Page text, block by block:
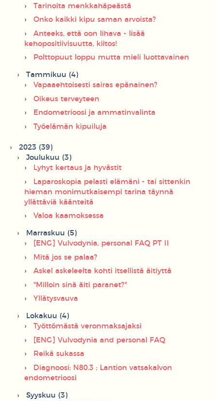
Tarinoita menkkahäpeästä
Onko kaikki kipu saman arvoista?
Anteeks, että oon lihava - lisää
kehopositiivisuutta, kiitos!
Polttopuut loppu mutta mieli luottavainen
Tammikuu (4)
Vapaaehtoisesti sairas epänainen?
Oikeus terveyteen
Endometrioosi ja ammatinvalinta
Työelämän kipuiluja
2023 (39)
Joulukuu (3)
Lyhyt kertaus ja hyvästit
Laparoskopia pelasti elämäni - tai sittenkin
hieman monimutkaisempi tarina täynnä
yllättäviä käänteitä
Valoa kaamoksessa
Marraskuu (5)
[ENG] Vulvodynia, personal FAQ PT II
Mitä jos se palaa?
Askel askeleelta kohti itsellistä äitiyttä
"Milloin sinä äiti paranet?"
Yllätysvauva
Lokakuu (4)
Työttömästä veronmaksajaksi
[ENG] Vulvodynia and personal FAQ
Reikä sukassa
Diagnoosi: N80.3 ; Lantion vatsakalvon
endometrioosi
Syyskuu (3)